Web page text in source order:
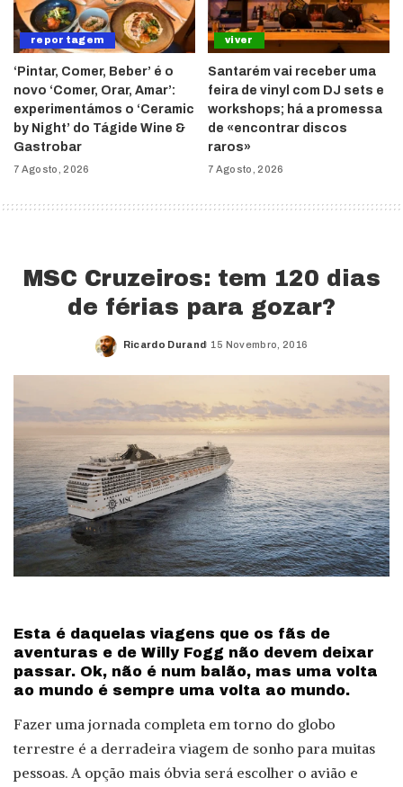
reportagem
‘Pintar, Comer, Beber’ é o
novo ‘Comer, Orar, Amar’:
experimentámos o ‘Ceramic
by Night’ do Tágide Wine &
Gastrobar
7 Agosto, 2026
viver
Santarém vai receber uma
feira de vinyl com DJ sets e
workshops; há a promessa
de «encontrar discos
raros»
7 Agosto, 2026
MSC Cruzeiros: tem 120 dias
de férias para gozar?
Posted
Ricardo Durand 15 Novembro, 2016
Esta é daquelas viagens que os fãs de
aventuras e de Willy Fogg não devem deixar
passar. Ok, não é num balão, mas uma volta
ao mundo é sempre uma volta ao mundo.
Fazer uma jornada completa em torno do globo
terrestre é a derradeira viagem de sonho para muitas
pessoas. A opção mais óbvia será escolher o avião e